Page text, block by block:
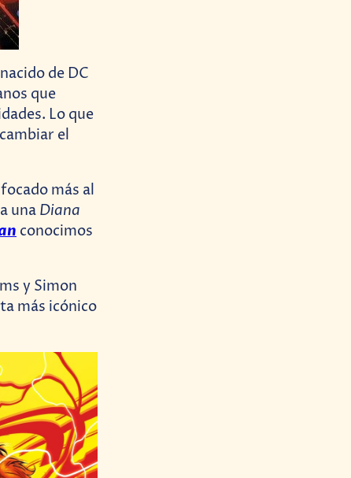
de DC
que
Lo que
el
más al
una Diana
conocimos
y Simon
más icónico